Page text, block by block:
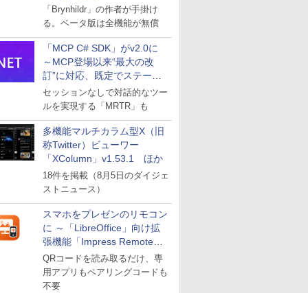
remote」
「Brynhildr」の作者が手掛け
る。ベータ版は全機能が無償
「MCP C# SDK」がv2.0に
～MCP登場以来“最大の改
訂”に対応、既定でステート
レスへ
セッションなしで対話的なツー
ルを実現する「MRTR」も
多機能マルチカラム型X（旧
称Twitter）ビューワー
「XColumn」v1.53.1 ほか
18件を掲載（8月5日のダイジェ
ストニュース）
スマホをプレゼンのリモコン
に ～「LibreOffice」向け拡
張機能「Impress Remote」
が公開
QRコードを読み取るだけ、専
用アプリもペアリングコードも
不要